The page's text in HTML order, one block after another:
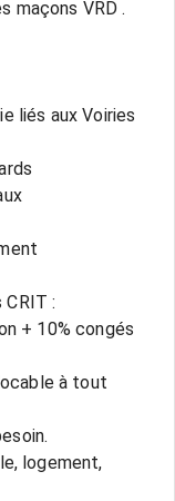
maçons VRD .
liés aux Voiries
:
+ 10% congés
à tout
logement,